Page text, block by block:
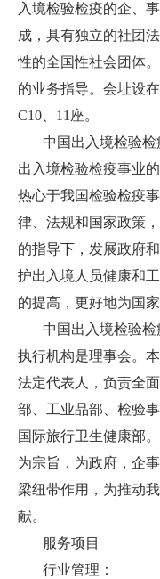
入境检验检疫的企、
成，具有独立的社团
性的全国性社会团体
的业务指导。会址设
C10
11 座。
中国出入境检验检
出入境检验检疫事业
热心于我国检验检疫
律、法规和国家政策
的指导下，发展政府
护出入境人员健康和
的提高，更好地为国
中国出入境检验检
执行机构是理事会。
法定代表人，负责全
部、工业品部、检验
国际旅行卫生健康部
为宗旨，为政府，企
梁纽带作用，为推动
献。
服务项目
行业管理：